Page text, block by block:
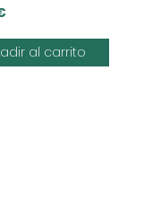
al carrito